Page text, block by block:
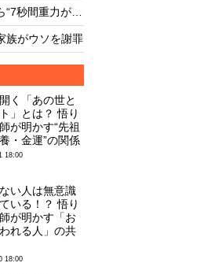
族がウソを謝罪
く「あの世と
」とは？ 悟り
が明かす“先祖
・金運”の関係
18:00
い人は無意識
いる！？ 悟り
が明かす「お
れる人」の共
18:00